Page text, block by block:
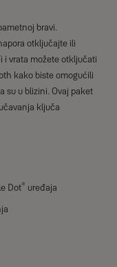
bravi.
otključajte ili
i vrata možete otključati
kako biste omogućili
su u blizini. Ovaj paket
ključa
Dot® uređaja